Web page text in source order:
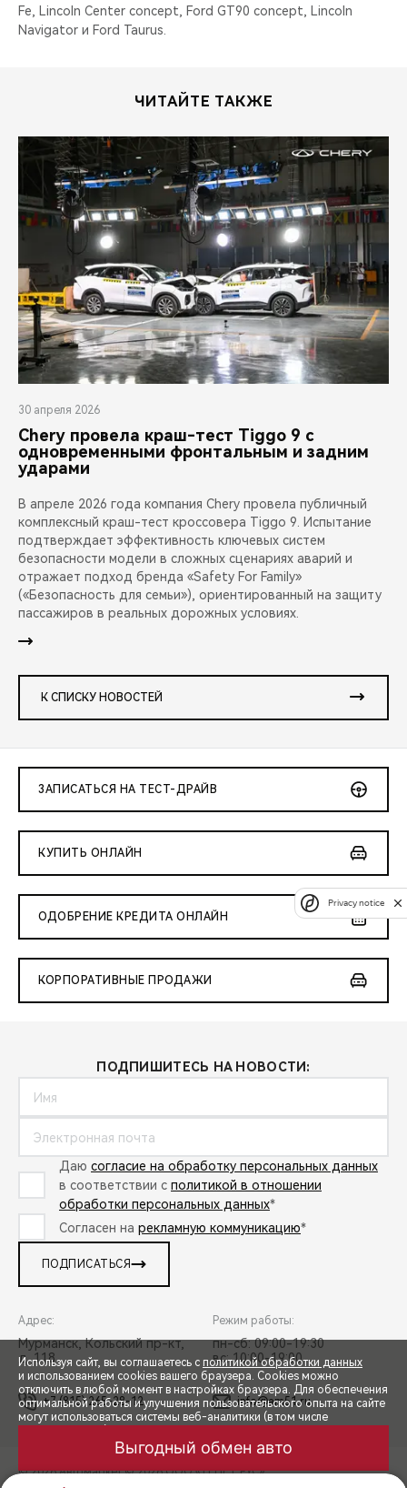
СПЕЦПРЕДЛОЖЕНИЯ
ЗАПИСЬ НА ТЕСТ-ДРАЙВ
Fe, Lincoln Center concept, Ford GT90 concept, Lincoln
Navigator и Ford Taurus.
ЧИТАЙТЕ ТАКЖЕ
30 апреля 2026
Chery провела краш-тест Tiggo 9 с
одновременными фронтальным и задним
ударами
В апреле 2026 года компания Chery провела публичный
комплексный краш-тест кроссовера Tiggo 9. Испытание
подтверждает эффективность ключевых систем
безопасности модели в сложных сценариях аварий и
отражает подход бренда «Safety For Family»
(«Безопасность для семьи»), ориентированный на защиту
пассажиров в реальных дорожных условиях.
К СПИСКУ НОВОСТЕЙ
ЗАПИСАТЬСЯ НА ТЕСТ-ДРАЙВ
КУПИТЬ ОНЛАЙН
ОДОБРЕНИЕ КРЕДИТА ОНЛАЙН
КОРПОРАТИВНЫЕ ПРОДАЖИ
ПОДПИШИТЕСЬ НА НОВОСТИ:
Даю согласие на обработку персональных данных
в соответствии с политикой в отношении
обработки персональных данных*
Согласен на рекламную коммуникацию*
ПОДПИСАТЬСЯ
Адрес:
Мурманск, Кольский пр-кт,
д. 118
Режим работы:
пн-сб: 09:00-19:30
вс: 10:00-19:00
+7 (815) 265-28-12 info@am51.ru
© 2026 Автомаркет © 2026 ООО «ТЕНЕТ РУС»
Используя сайт, вы соглашаетесь с политикой обработки данных
и использованием cookies вашего браузера. Cookies можно
отключить в любой момент в настройках браузера. Для обеспечения
оптимальной работы и улучшения пользовательского опыта на сайте
могут использоваться системы веб-аналитики (в том числе
с применением указанных технологий и размещением cookie-
Выгодный обмен авто
Privacy notice